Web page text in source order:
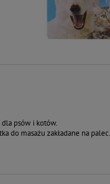
psów i kotów.
do masażu zakładane na